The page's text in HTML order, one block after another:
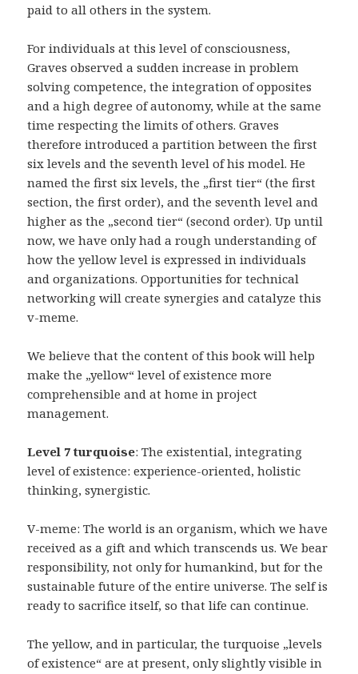
paid to all others in the system.
For individuals at this level of consciousness,
Graves observed a sudden increase in problem
solving competence, the integration of opposites
and a high degree of autonomy, while at the same
time respecting the limits of others. Graves
therefore introduced a partition between the first
six levels and the seventh level of his model. He
named the first six levels, the „first tier“ (the first
section, the first order), and the seventh level and
higher as the „second tier“ (second order). Up until
now, we have only had a rough understanding of
how the yellow level is expressed in individuals
and organizations. Opportunities for technical
networking will create synergies and catalyze this
v-meme.
We believe that the content of this book will help
make the „yellow“ level of existence more
comprehensible and at home in project
management.
Level 7 turquoise: The existential, integrating
level of existence: experience-oriented, holistic
thinking, synergistic.
V-meme: The world is an organism, which we have
received as a gift and which transcends us. We bear
responsibility, not only for humankind, but for the
sustainable future of the entire universe. The self is
ready to sacrifice itself, so that life can continue.
The yellow, and in particular, the turquoise „levels
of existence“ are at present, only slightly visible in